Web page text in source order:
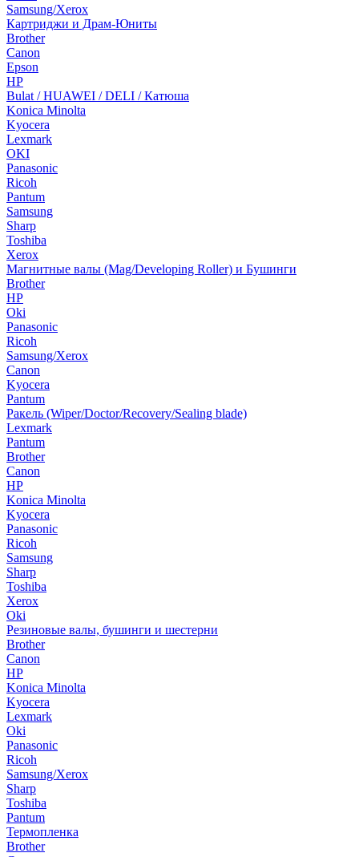
Samsung/Xerox
Картриджи и Драм-Юниты
Brother
Canon
Epson
HP
Bulat / HUAWEI / DELI / Катюша
Konica Minolta
Kyocera
Lexmark
OKI
Panasonic
Ricoh
Pantum
Samsung
Sharp
Toshiba
Xerox
Магнитные валы (Mag/Developing Roller) и Бушинги
Brother
HP
Oki
Panasonic
Ricoh
Samsung/Xerox
Canon
Kyocera
Pantum
Ракель (Wiper/Doctor/Recovery/Sealing blade)
Lexmark
Pantum
Brother
Canon
HP
Konica Minolta
Kyocera
Panasonic
Ricoh
Samsung
Sharp
Toshiba
Xerox
Oki
Резиновые валы, бушинги и шестерни
Brother
Canon
HP
Konica Minolta
Kyocera
Lexmark
Oki
Panasonic
Ricoh
Samsung/Xerox
Sharp
Toshiba
Pantum
Термопленка
Brother